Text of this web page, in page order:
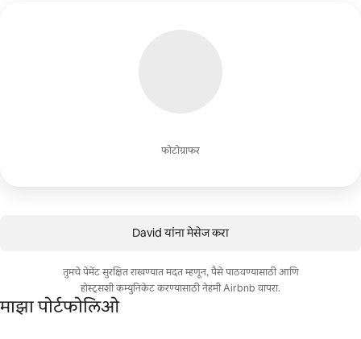
फोटोग्राफर
David यांना मेसेज करा
तुमचे पेमेंट सुरक्षित राखण्यात मदत म्हणून, पैसे पाठवण्यासाठी आणि
होस्ट्सशी कम्युनिकेट करण्यासाठी नेहमी Airbnb वापरा.
माझा पोर्टफोलिओ